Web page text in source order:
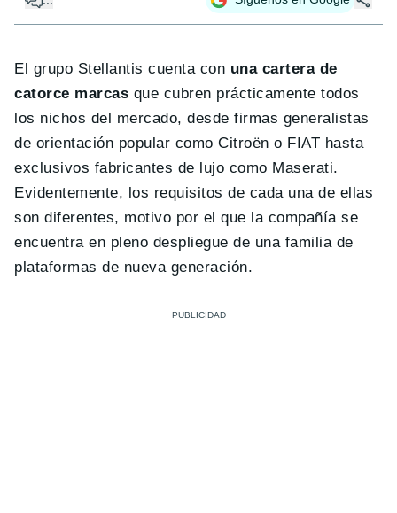
El grupo Stellantis cuenta con una cartera de
catorce marcas que cubren prácticamente todos
los nichos del mercado, desde firmas generalistas
de orientación popular como Citroën o FIAT hasta
exclusivos fabricantes de lujo como Maserati.
Evidentemente, los requisitos de cada una de ellas
son diferentes, motivo por el que la compañía se
encuentra en pleno despliegue de una familia de
plataformas de nueva generación.